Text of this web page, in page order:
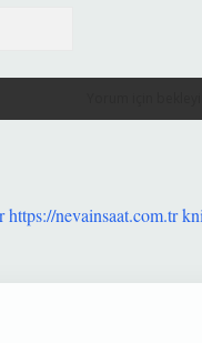
https://nevainsaat.com.tr